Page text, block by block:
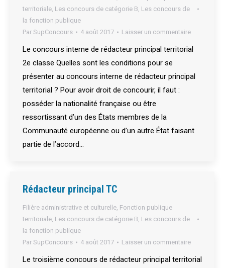
territoriale, Les concours de catégorie B, Les concours de
la fonction publique
Par SupConcours 4 août 2017 Laisser un commentaire
Le concours interne de rédacteur principal territorial
2e classe Quelles sont les conditions pour se
présenter au concours interne de rédacteur principal
territorial ? Pour avoir droit de concourir, il faut :
posséder la nationalité française ou être
ressortissant d’un des États membres de la
Communauté européenne ou d’un autre État faisant
partie de l’accord…
Rédacteur principal TC
Filière administrative et culturelle, Fonction publique
territoriale, Les concours de catégorie B, Les concours de
la fonction publique
Par SupConcours 4 août 2017 Laisser un commentaire
Le troisième concours de rédacteur principal territorial